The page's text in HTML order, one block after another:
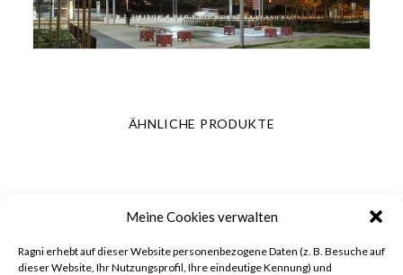
Meine Cookies verwalten
Ragni erhebt auf dieser Website personenbezogene Daten (z. B. Besuche auf
dieser Website, Ihr Nutzungsprofil, Ihre eindeutige Kennung) und
ÄHNLICHE PRODUKTE